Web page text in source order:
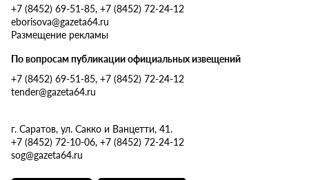
+7 (8452) 69-51-85, +7 (8452) 72-24-12
eborisova@gazeta64.ru
Размещение рекламы
По вопросам публикации официальных извещений
+7 (8452) 69-51-85, +7 (8452) 72-24-12
tender@gazeta64.ru
г. Саратов, ул. Сакко и Ванцетти, 41.
+7 (8452) 72-10-06, +7 (8452) 72-24-12
sog@gazeta64.ru